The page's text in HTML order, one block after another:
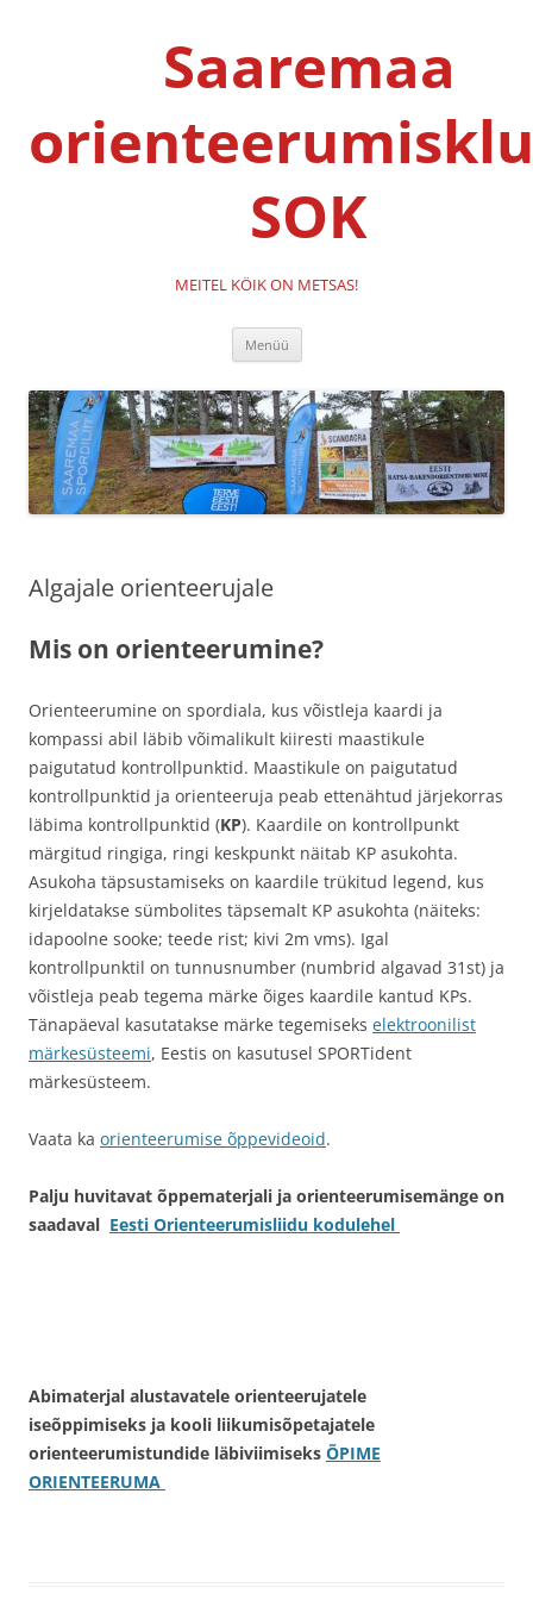
Saaremaa
SOK
MEITEL KÖIK ON METSAS!
Menüü
Algajale orienteerujale
Mis on orienteerumine?
Orienteerumine on spordiala, kus võistleja kaardi ja
kompassi abil läbib võimalikult kiiresti maastikule
paigutatud kontrollpunktid. Maastikule on paigutatud
kontrollpunktid ja orienteeruja peab ettenähtud järjekorras
läbima kontrollpunktid (KP). Kaardile on kontrollpunkt
märgitud ringiga, ringi keskpunkt näitab KP asukohta.
Asukoha täpsustamiseks on kaardile trükitud legend, kus
kirjeldatakse sümbolites täpsemalt KP asukohta (näiteks:
idapoolne sooke; teede rist; kivi 2m vms). Igal
kontrollpunktil on tunnusnumber (numbrid algavad 31st) ja
võistleja peab tegema märke õiges kaardile kantud KPs.
Tänapäeval kasutatakse märke tegemiseks elektroonilist
märkesüsteemi, Eestis on kasutusel SPORTident
märkesüsteem.
Vaata ka orienteerumise õppevideoid.
Palju huvitavat õppematerjali ja orienteerumisemänge on
saadaval Eesti Orienteerumisliidu kodulehel
Abimaterjal alustavatele orienteerujatele
iseõppimiseks ja kooli liikumisõpetajatele
orienteerumistundide läbiviimiseks ÕPIME
ORIENTEERUMA